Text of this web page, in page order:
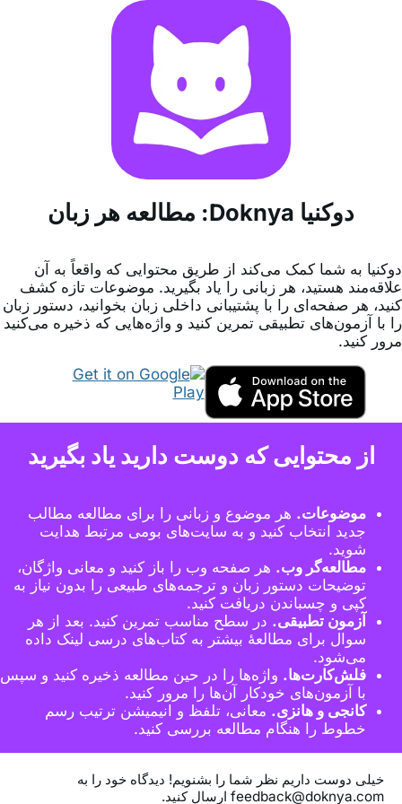
دوکنیا Doknya: مطالعه هر زبان
دوکنیا به شما کمک می‌کند از طریق محتوایی که واقعاً به آن
علاقه‌مند هستید، هر زبانی را یاد بگیرید. موضوعات تازه کشف
کنید، هر صفحه‌ای را با پشتیبانی داخلی زبان بخوانید، دستور زبان
را با آزمون‌های تطبیقی تمرین کنید و واژه‌هایی که ذخیره می‌کنید
مرور کنید.
از محتوایی که دوست دارید یاد بگیرید
موضوعات. هر موضوع و زبانی را برای مطالعه مطالب
جدید انتخاب کنید و به سایت‌های بومی مرتبط هدایت
شوید.
مطالعه‌گر وب. هر صفحه وب را باز کنید و معانی واژگان،
توضیحات دستور زبان و ترجمه‌های طبیعی را بدون نیاز به
کپی و چسباندن دریافت کنید.
آزمون تطبیقی. در سطح مناسب تمرین کنید. بعد از هر
سوال برای مطالعهٔ بیشتر به کتاب‌های درسی لینک داده
می‌شود.
فلش‌کارت‌ها. واژه‌ها را در حین مطالعه ذخیره کنید و سپس
با آزمون‌های خودکار آن‌ها را مرور کنید.
کانجی و هانزی. معانی، تلفظ و انیمیشن ترتیب رسم
خطوط را هنگام مطالعه بررسی کنید.
خیلی دوست داریم نظر شما را بشنویم! دیدگاه خود را به
feedback@doknya.com ارسال کنید.